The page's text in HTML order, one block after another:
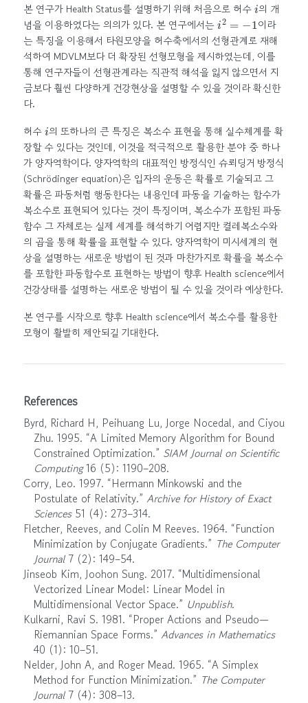
본 연구가 Health Status를 설명하기 위해 처음으로 허수 의 개
념을 이용하였다는 의의가 있다. 본 연구에서는
i2= −1
이라
는 특징을 이용해서 타원모양을 허수축에서의 선형관계로 재해
석하여 MDVLM보다 더 확장된 선형모형을 제시하였는데, 이를
통해 연구자들이 선형관계라는 직관적 해석을 잃지 않으면서 지
금보다 훨씬 다양하게 건강현상을 설명할 수 있을 것이라 확신한
다.
허수 의 또하나의 큰 특징은 복소수 표현을 통해 실수체계를 확
장할 수 있다는 것인데, 이것을 적극적으로 활용한 분야 중 하나
가 양자역학이다. 양자역학의 대표적인 방정식인 슈뢰딩거 방정식
(Schrödinger equation)은 입자의 운동은 확률로 기술되고 그
확률은 파동처럼 행동한다는 내용인데 파동을 기술하는 함수가
복소수로 표현되어 있다는 것이 특징이며, 복소수가 포함된 파동
함수 그 자체로는 실제 세계를 해석하기 어렵지만 켤레복소수와
의 곱을 통해 확률을 표현할 수 있다. 양자역학이 미시세계의 현
상을 설명하는 새로운 방법이 된 것과 마찬가지로 확률을 복소수
를 포함한 파동함수로 표현하는 방법이 향후 Health science에서
건강상태를 설명하는 새로운 방법이 될 수 있을 것이라 예상한다.
본 연구를 시작으로 향후 Health science에서 복소수를 활용한
모형이 활발히 제안되길 기대한다.
References
Byrd, Richard H, Peihuang Lu, Jorge Nocedal, and Ciyou
Zhu. 1995. “A Limited Memory Algorithm for Bound
Constrained Optimization.” SIAM Journal on Scientific
Computing16 (5): 1190–208.
Corry, Leo. 1997. “Hermann Minkowski and the
Postulate of Relativity.” Archive for History of Exact
Sciences51 (4): 273–314.
Fletcher, Reeves, and Colin M Reeves. 1964. “Function
Minimization by Conjugate Gradients.” The Computer
Journal7 (2): 149–54.
Jinseob Kim, Joohon Sung. 2017. “Multidimensional
Vectorized Linear Model: Linear Model in
Multidimensional Vector Space.” Unpublish.
Kulkarni, Ravi S. 1981. “Proper Actions and Pseudo—
Riemannian Space Forms.” Advances in Mathematics
40 (1): 10–51.
Nelder, John A, and Roger Mead. 1965. “A Simplex
Method for Function Minimization.” The Computer
Journal7 (4): 308–13.